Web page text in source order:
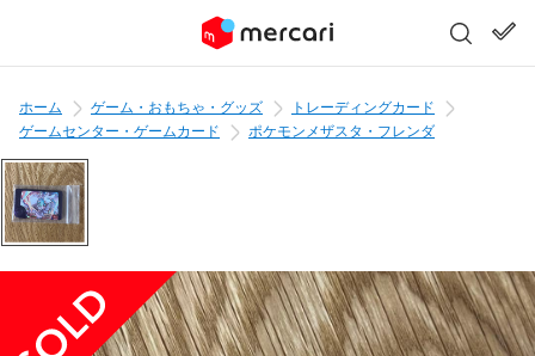
ホーム ゲーム・おもちゃ・グッズ
トレーディングカード
ゲームセンター・ゲームカード
ポケモンメザスタ・フレンダ